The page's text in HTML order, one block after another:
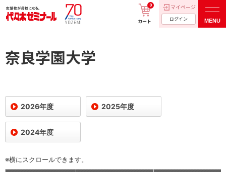
カート
0 マイページ
ログイン MENU
奈良学園大学
2026年度 2025年度
2024年度
※横にスクロールできます。